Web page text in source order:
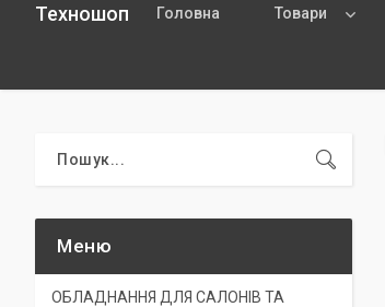
Техношоп Головна Товари
ОБЛАДНАННЯ ДЛЯ САЛОНІВ ТА